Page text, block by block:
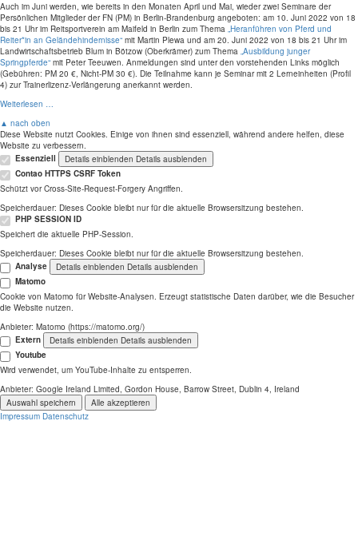
Auch im Juni werden, wie bereits in den Monaten April und Mai, wieder zwei Seminare der
Persönlichen Mitglieder der FN (PM) in Berlin-Brandenburg angeboten: am 10. Juni 2022 von 18
bis 21 Uhr im Reitsportverein am Maifeld in Berlin zum Thema „Heranführen von Pferd und
Reiter*in an Geländehindernisse“ mit Martin Plewa und am 20. Juni 2022 von 18 bis 21 Uhr im
Landwirtschaftsbetrieb Blum in Bötzow (Oberkrämer) zum Thema „Ausbildung junger
Springpferde“ mit Peter Teeuwen. Anmeldungen sind unter den vorstehenden Links möglich
(Gebühren: PM 20 €, Nicht-PM 30 €). Die Teilnahme kann je Seminar mit 2 Lerneinheiten (Profil
4) zur Trainerlizenz-Verlängerung anerkannt werden.
Weiterlesen …
▲ nach oben
Diese Website nutzt Cookies. Einige von ihnen sind essenziell, während andere helfen, diese
Website zu verbessern.
Essenziell
Details einblenden Details ausblenden
Contao HTTPS CSRF Token
Schützt vor Cross-Site-Request-Forgery Angriffen.
Speicherdauer: Dieses Cookie bleibt nur für die aktuelle Browsersitzung bestehen.
PHP SESSION ID
Speichert die aktuelle PHP-Session.
Speicherdauer: Dieses Cookie bleibt nur für die aktuelle Browsersitzung bestehen.
Analyse
Details einblenden Details ausblenden
Matomo
Cookie von Matomo für Website-Analysen. Erzeugt statistische Daten darüber, wie die Besucher
die Website nutzen.
Anbieter: Matomo (https://matomo.org/)
Extern
Details einblenden Details ausblenden
Youtube
Wird verwendet, um YouTube-Inhalte zu entsperren.
Anbieter: Google Ireland Limited, Gordon House, Barrow Street, Dublin 4, Ireland
Auswahl speichern
Alle akzeptieren
Impressum Datenschutz